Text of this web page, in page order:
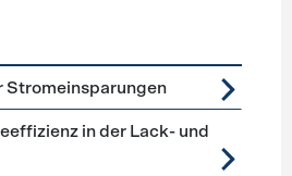
Lüftung, Kälte, Klima
Stromeinsparungen
in der Lack- und